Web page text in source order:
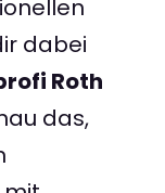
dabei
Roth
das,